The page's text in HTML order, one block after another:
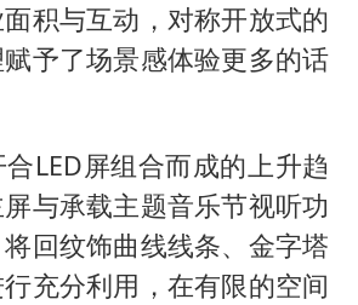
积与互动，对称开放式的
予了场景感体验更多的话
LED屏组合而成的上升趋
与承载主题音乐节视听功
回纹饰曲线线条、金字塔
充分利用，在有限的空间